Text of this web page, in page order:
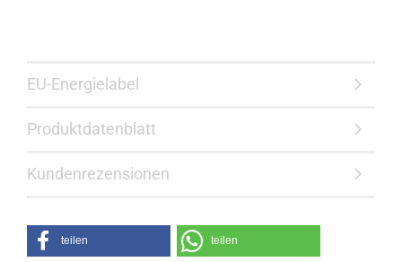
EU-Energielabel
Produktdatenblatt
Kundenrezensionen
teilen teilen